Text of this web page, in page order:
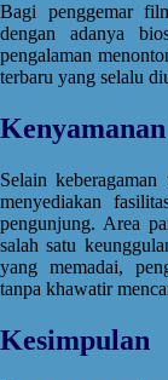
Bagi penggemar
dengan adanya
pengalaman
terbaru yang selalu
Selain
menyediakan
pengunjung. Area
salah satu
yang memadai,
tanpa khawatir
Kesimpulan